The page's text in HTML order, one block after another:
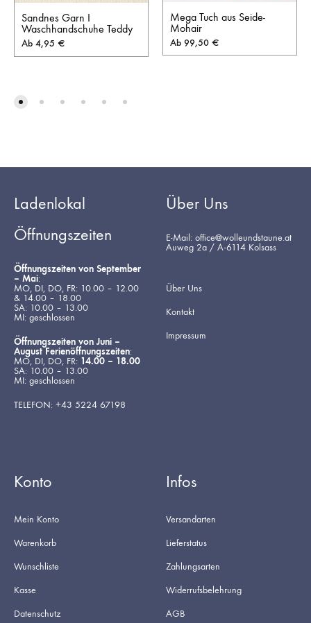
Sandnes Garn I
Waschhandschuhe Teddy
Ab 4,95 €
Mega Tuch aus Seide-
Mohair
Ab 99,50 €
Ladenlokal
Öffnungszeiten
Öffnungszeiten von September
– Mai:
MO, DI, DO, FR: 10.00 – 12.00
& 14.00 – 18.00
SA: 10.00 – 13.00
MI: geschlossen
Öffnungszeiten von Juni –
August Ferienöffnungszeiten:
MO, DI, DO, FR: 14.00 – 18.00
SA: 10.00 – 13.00
MI: geschlossen
TELEFON: +43 5224 67198
Über Uns
E-Mail: office@wolleundstaune.at
Auweg 2a / A-6114 Kolsass
Über Uns
Kontakt
Impressum
Konto
Mein Konto
Warenkorb
Wunschliste
Kasse
Datenschutz
Infos
Versandarten
Lieferstatus
Zahlungsarten
Widerrufsbelehrung
AGB